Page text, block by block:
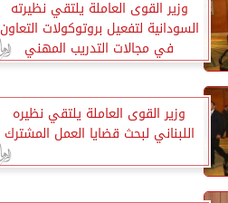
وزير القوى العاملة يلتقي نظيرته
السودانية لتفعيل بروتوكولات التعاون
في مجالات التدريب المهني
وزير القوى العاملة يلتقي نظيره
اللبناني لبحث قضايا العمل المشترك